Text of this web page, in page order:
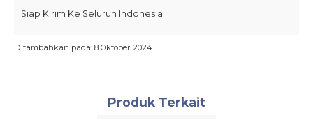
Siap Kirim Ke Seluruh Indonesia
Ditambahkan pada: 8 Oktober 2024
Produk Terkait